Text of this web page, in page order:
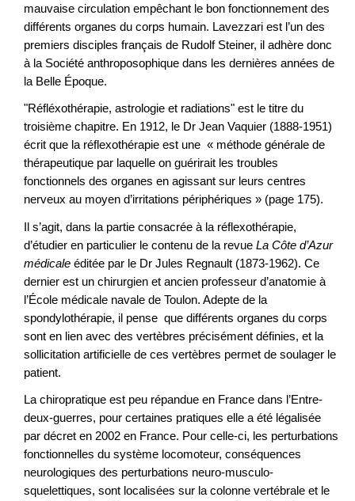
mauvaise circulation empêchant le bon fonctionnement des
différents organes du corps humain. Lavezzari est l’un des
premiers disciples français de Rudolf Steiner, il adhère donc
à la Société anthroposophique dans les dernières années de
la Belle Époque.
"Réfléxothérapie, astrologie et radiations" est le titre du
troisième chapitre. En 1912, le Dr Jean Vaquier (1888-1951)
écrit que la réflexothérapie est une « méthode générale de
thérapeutique par laquelle on guérirait les troubles
fonctionnels des organes en agissant sur leurs centres
nerveux au moyen d’irritations périphériques » (page 175).
Il s’agit, dans la partie consacrée à la réflexothérapie,
d’étudier en particulier le contenu de la revue La Côte d’Azur
médicale éditée par le Dr Jules Regnault (1873-1962). Ce
dernier est un chirurgien et ancien professeur d’anatomie à
l’École médicale navale de Toulon. Adepte de la
spondylothérapie, il pense que différents organes du corps
sont en lien avec des vertèbres précisément définies, et la
sollicitation artificielle de ces vertèbres permet de soulager le
patient.
La chiropratique est peu répandue en France dans l’Entre-
deux-guerres, pour certaines pratiques elle a été légalisée
par décret en 2002 en France. Pour celle-ci, les perturbations
fonctionnelles du système locomoteur, conséquences
neurologiques des perturbations neuro-musculo-
squelettiques, sont localisées sur la colonne vertébrale et le